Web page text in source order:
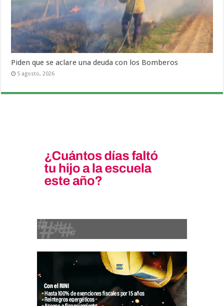
Piden que se aclare una deuda con los Bomberos
5 agosto, 2026